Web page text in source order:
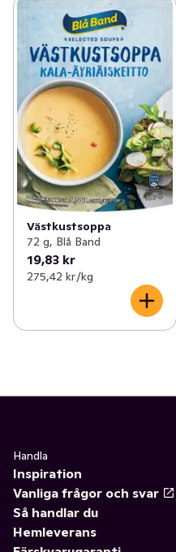
Västkustsoppa
72 g, Blå Band
19,83 kr
275,42 kr /kg
Handla
Inspiration
Vanliga frågor och svar
Så handlar du
Hemleverans